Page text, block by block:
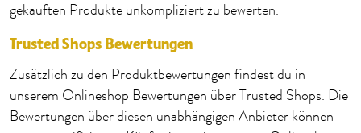
gekauften Produkte unkompliziert zu bewerten.
Trusted Shops Bewertungen
Zusätzlich zu den Produktbewertungen findest du in
unserem Onlineshop Bewertungen über Trusted Shops. Die
Bewertungen über diesen unabhängigen Anbieter können